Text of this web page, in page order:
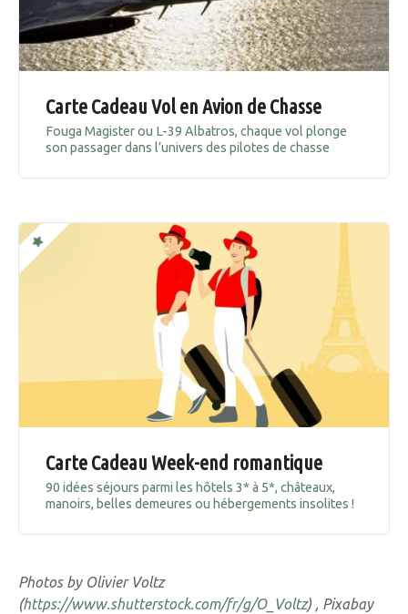
Carte Cadeau Vol en Avion de Chasse
Fouga Magister ou L-39 Albatros, chaque vol plonge
son passager dans l’univers des pilotes de chasse
Carte Cadeau Week-end romantique
90 idées séjours parmi les hôtels 3* à 5*, châteaux,
manoirs, belles demeures ou hébergements insolites !
Photos by Olivier Voltz
(https://www.shutterstock.com/fr/g/O_Voltz) , Pixabay